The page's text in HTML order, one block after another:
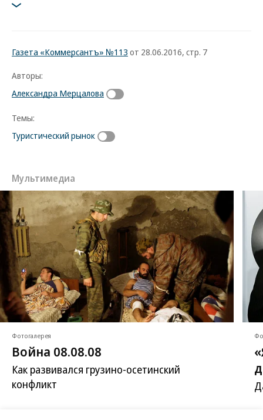
Газета «Коммерсантъ» №113 от 28.06.2016, стр. 7
Авторы:
Александра Мерцалова
Темы:
Туристический рынок
Мультимедиа
Фотогалерея
Война 08.08.08
Как развивался грузино-осетинский
конфликт